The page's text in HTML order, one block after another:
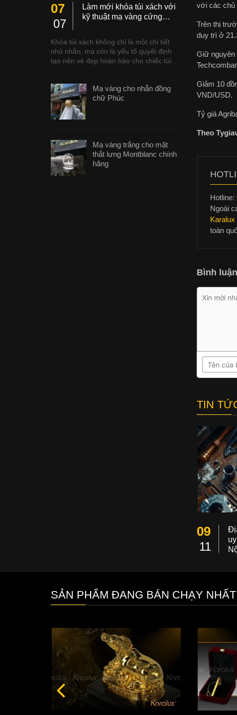
với các chủ
Trên thị
duy trì ở
Giữ nguyên
Giảm 10
VND/USD.
Tỷ giá
Theo
Hotline:
Ngoài
toàn
Bình
TIN
09
11
07
07
Làm mới khóa túi xách với
kỹ thuật mạ vàng cứng…
Khóa túi xách không chỉ là một chi tiết
nhỏ nhắn, mà còn là yếu tố quyết định
tạo nên vẻ đẹp hoàn hảo cho chiếc túi…
Mạ vàng cho nhẫn đồng
chữ Phúc
Mạ vàng trắng cho mặt
thắt lưng Montblanc chính
hãng
SẢN PHẨM ĐANG BÁN CHẠY NHẤT